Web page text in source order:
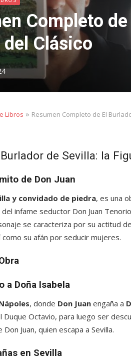
Completo
del Clásico
Libros » Resumen Completo de El
de Sevilla: la
de Don Juan
y convidado de piedra, es una
infame seductor Don Juan
se caracteriza por su actitud
su afán por seducir mujeres.
a Doña Isabela
, donde Don Juan engaña a
Octavio, para luego ser
Juan, quien escapa a Sevilla.
en Sevilla